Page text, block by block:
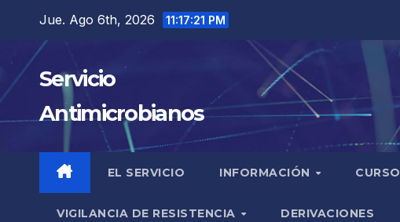
contenido
Jue. Ago 6th, 2026 11:17:22 PM
Servicio
Antimicrobianos
EL SERVICIO INFORMACIÓN CURSO
VIGILANCIA DE RESISTENCIA DERIVACIONES